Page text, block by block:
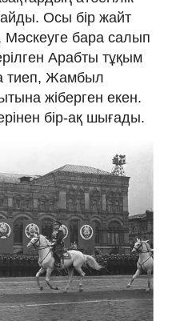
Осы бір жайт
Мәскеуге бара салып
Арабты тұқым
тиеп, Жамбыл
жіберген екен.
бір-ақ шығады.